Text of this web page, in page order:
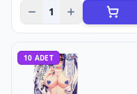
1
10 ADET